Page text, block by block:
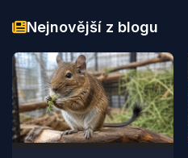
Nejnovější z blogu